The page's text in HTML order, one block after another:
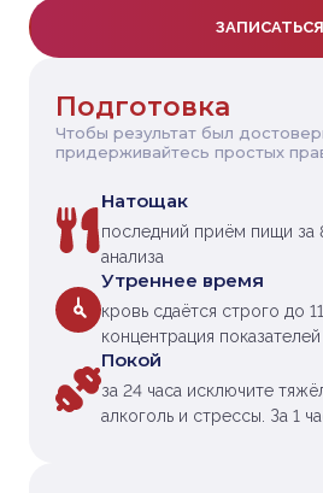
ЗАПИСАТЬСЯ
Подготовка
Чтобы результат был
придерживайтесь простых
Натощак
последний приём пищи за
анализа
Утреннее время
кровь сдаётся строго до
концентрация
Покой
за 24 часа исключите
алкоголь и стрессы. За 1